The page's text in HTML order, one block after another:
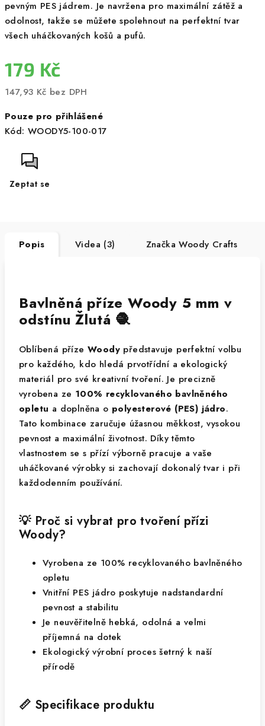
pevným PES jádrem. Je navržena pro maximální zátěž a
odolnost, takže se můžete spolehnout na perfektní tvar
všech uháčkovaných košů a pufů.
179 Kč
147,93 Kč bez DPH
cena:
Pouze pro přihlášené
Kód: WOODY5-100-017
Zeptat se
Popis Videa (3) Značka Woody Crafts
Bavlněná příze Woody 5 mm v
odstínu Žlutá 🧶
Oblíbená příze Woody představuje perfektní volbu
pro každého, kdo hledá prvotřídní a ekologický
materiál pro své kreativní tvoření. Je precizně
vyrobena ze 100% recyklovaného bavlněného
opletu a doplněna o polyesterové (PES) jádro.
Tato kombinace zaručuje úžasnou měkkost, vysokou
pevnost a maximální životnost. Díky těmto
vlastnostem se s přízí výborně pracuje a vaše
uháčkované výrobky si zachovají dokonalý tvar i při
každodenním používání.
💡 Proč si vybrat pro tvoření přízi
Woody?
Vyrobena ze 100% recyklovaného bavlněného
opletu
Vnitřní PES jádro poskytuje nadstandardní
pevnost a stabilitu
Je neuvěřitelně hebká, odolná a velmi
příjemná na dotek
Ekologický výrobní proces šetrný k naší
přírodě
📏 Specifikace produktu